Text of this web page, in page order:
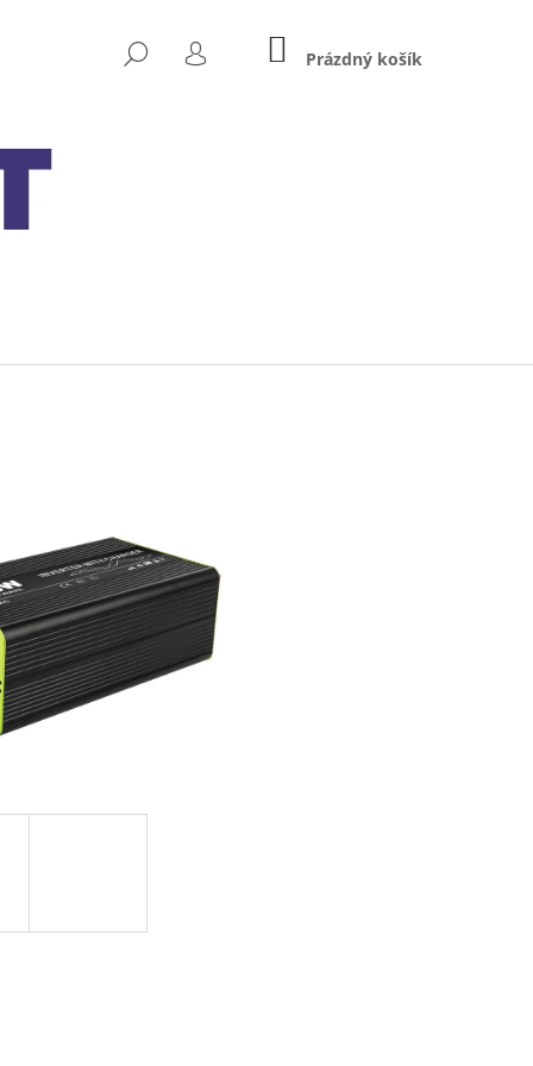
HLEDAT
PŘIHLÁŠENÍ
NÁKUPNÍ
KOŠÍK
Prázdný košík
19 (YTX20L-BS)